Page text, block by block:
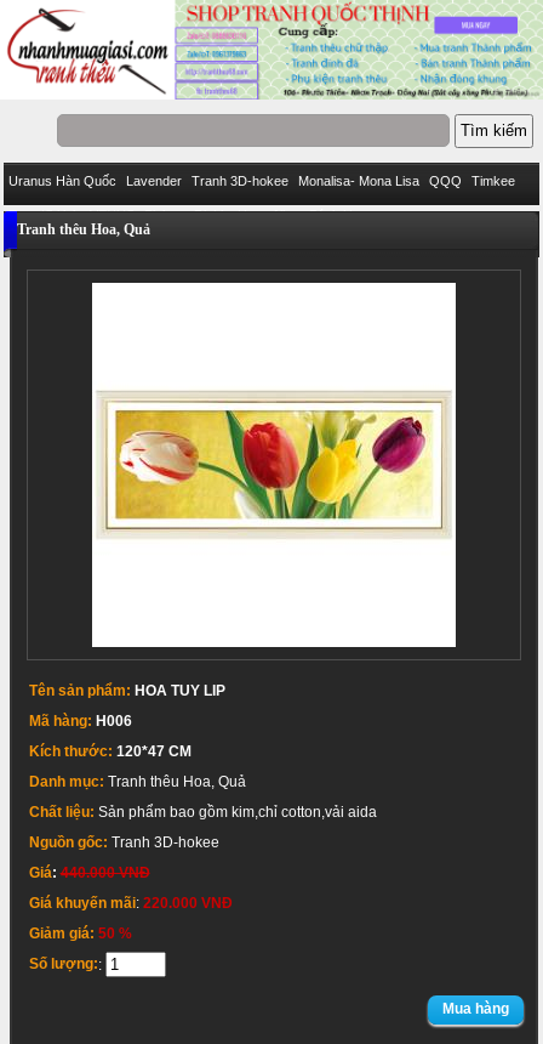
Uranus Hàn Quốc Lavender Tranh 3D-hokee Monalisa- Mona Lisa QQQ Timkee
Eva IStitich VENUS Pinkoo DieLianHua Ailuo Bách Hợp
Tranh thêu Hoa, Quả
Tên sản phẩm: HOA TUY LIP
Mã hàng: H006
Kích thước: 120*47 CM
Danh mục: Tranh thêu Hoa, Quả
Chất liệu: Sản phẩm bao gồm kim,chỉ cotton,vải aida
Nguồn gốc: Tranh 3D-hokee
Giá:440.000 VNĐ
Giá khuyến mãi: 220.000 VNĐ
Giảm giá: 50 %
Số lượng::
Mua hàng